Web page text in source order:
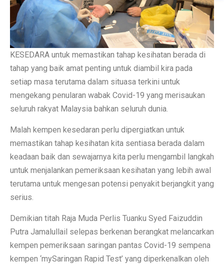
KESEDARA untuk memastikan tahap kesihatan berada di
tahap yang baik amat penting untuk diambil kira pada
setiap masa terutama dalam situasa terkini untuk
mengekang penularan wabak Covid-19 yang merisaukan
seluruh rakyat Malaysia bahkan seluruh dunia.
Malah kempen kesedaran perlu dipergiatkan untuk
memastikan tahap kesihatan kita sentiasa berada dalam
keadaan baik dan sewajarnya kita perlu mengambil langkah
untuk menjalankan pemeriksaan kesihatan yang lebih awal
terutama untuk mengesan potensi penyakit berjangkit yang
serius.
Demikian titah Raja Muda Perlis Tuanku Syed Faizuddin
Putra Jamalullail selepas berkenan berangkat melancarkan
kempen pemeriksaan saringan pantas Covid-19 sempena
kempen ‘mySaringan Rapid Test’ yang diperkenalkan oleh